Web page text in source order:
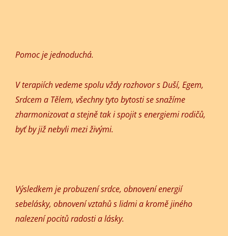
Pomoc je jednoduchá.
V terapiích vedeme spolu vždy rozhovor s Duší, Egem,
Srdcem a Tělem, všechny tyto bytosti se snažíme
zharmonizovat a stejně tak i spojit s energiemi rodičů,
byť by již nebyli mezi živými.
Výsledkem je probuzení srdce, obnovení energií
sebelásky, obnovení vztahů s lidmi a kromě jiného
nalezení pocitů radosti a lásky.